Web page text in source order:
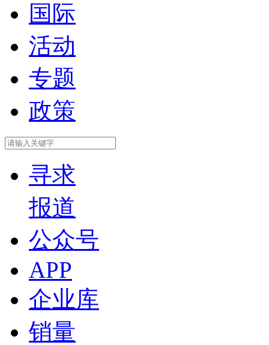
国际
活动
专题
政策
寻求
报道
公众号
APP
企业库
销量